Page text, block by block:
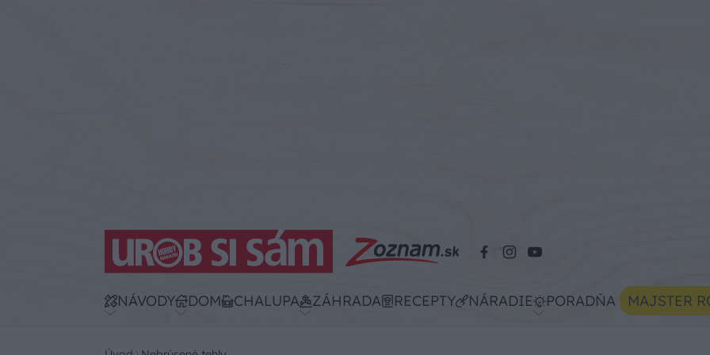
NÁVODY DOM CHALUPA ZÁHRADA RECEPTY NÁRADIE PORADŇA MAJSTER